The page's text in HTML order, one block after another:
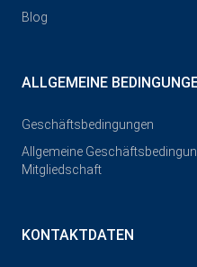
Blog
ALLGEMEINE
Geschäftsbedingungen
Allgemeine
Mitgliedschaft
KONTAKTDATEN